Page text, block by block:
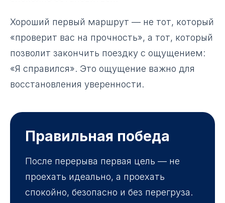
Хороший первый маршрут — не тот, который
«проверит вас на прочность», а тот, который
позволит закончить поездку с ощущением:
«Я справился». Это ощущение важно для
восстановления уверенности.
Правильная победа
После перерыва первая цель — не
проехать идеально, а проехать
спокойно, безопасно и без перегруза.